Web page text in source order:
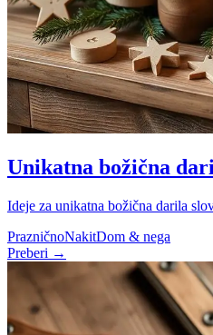
Unikatna božična
Ideje za unikatna božična darila
PrazničnoNakitDom & nega
Preberi →